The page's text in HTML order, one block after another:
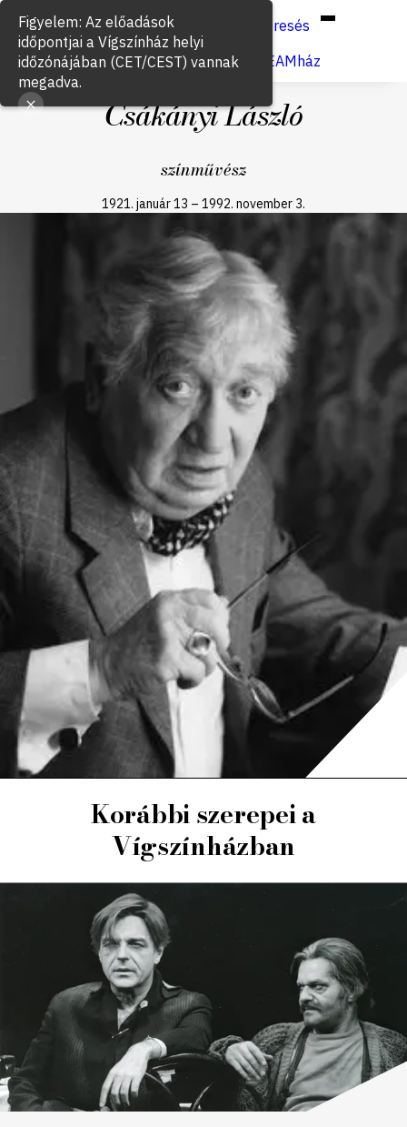
Keresés
Jegyvásárlás
VígSTREAMház
Csákányi László
színművész
1921. január 13 – 1992. november 3.
Korábbi szerepei a
Vígszínházban
Figyelem: Az előadások
időpontjai a Vígszínház helyi
időzónájában (CET/CEST) vannak
megadva.